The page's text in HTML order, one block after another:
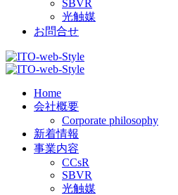
SBVR
光触媒
お問合せ
Home
会社概要
Corporate philosophy
新着情報
事業内容
CCsR
SBVR
光触媒